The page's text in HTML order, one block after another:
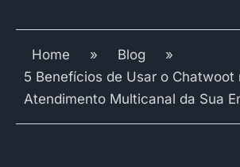
Home » Blog
»
5 Benefícios de Usar o Chatwoot
Atendimento Multicanal da Sua